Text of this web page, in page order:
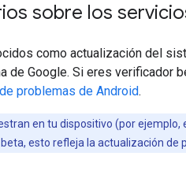
sobre los
como actualización del
de Google. Si eres verificador
problemas de Android.
en tu dispositivo (por
esto refleja la actualización de